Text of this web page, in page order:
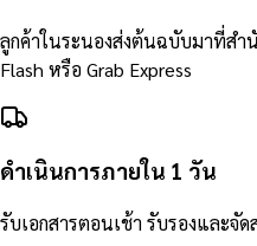
ลูกค้าในระนองส่งต้นฉบับมาที่สำ
Flash หรือ Grab Express
ดำเนินการภายใน 1 วัน
รับเอกสารตอนเช้า รับรองและจั